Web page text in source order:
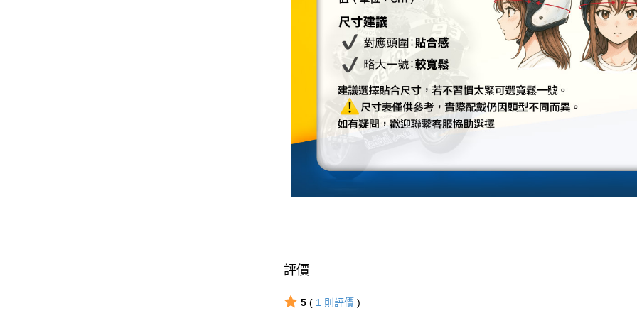
任。
４．使用
即時審查
結果請求
５．嚴禁
評價
5( 1 則評價 )